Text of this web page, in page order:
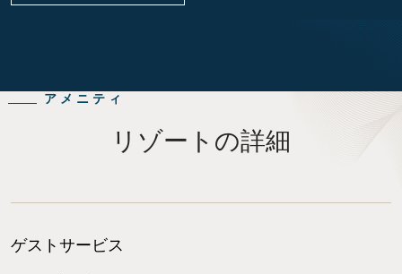
アメニティ
リゾートの詳細
ゲストサービス